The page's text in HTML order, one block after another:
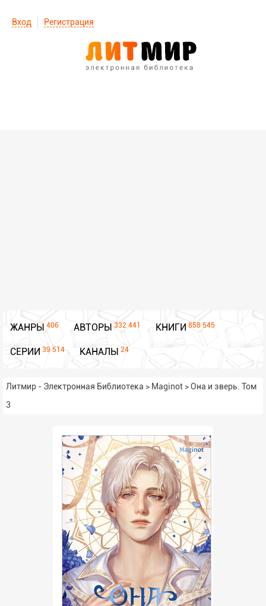
Вход Регистрация
ЖАНРЫ 406 АВТОРЫ 332 441 КНИГИ 858 545
СЕРИИ 39 514 КАНАЛЫ 24
Литмир - Электронная Библиотека > Maginot >Она и зверь. Том
3